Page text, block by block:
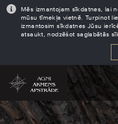
Mēs izmantojam sīkdatnes, lai
mūsu tīmekļa vietnē. Turpinot
izmantosim sīkdatnes Jūsu
atsaukt, nodzēšot saglabātās